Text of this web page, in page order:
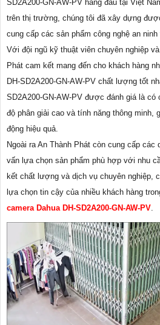
SD2A200-GN-AW-PV hàng đầu tại Việt
trên thị trường, chúng tôi đã xây dựng
cung cấp các sản phẩm công nghệ an
Với đội ngũ kỹ thuật viên chuyên nghiệp
Phát cam kết mang đến cho khách hàng
DH-SD2A200-GN-AW-PV chất lượng tốt
SD2A200-GN-AW-PV được đánh giá là
độ phân giải cao và tính năng thông minh,
động hiệu quả.
Ngoài ra An Thành Phát còn cung cấp
vấn lựa chọn sản phẩm phù hợp với nhu
kết chất lượng và dịch vụ chuyên nghiệp,
lựa chọn tin cậy của nhiều khách hàng
camera Dahua DH-SD2A200-GN-AW-PV.